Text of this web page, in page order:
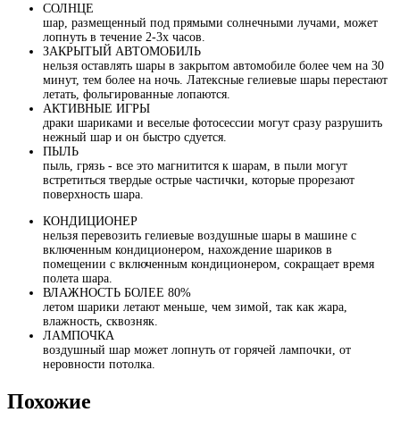
СОЛНЦЕ
шар, размещенный под прямыми солнечными лучами, может
лопнуть в течение 2-3х часов.
ЗАКРЫТЫЙ АВТОМОБИЛЬ
нельзя оставлять шары в закрытом автомобиле более чем на 30
минут, тем более на ночь. Латексные гелиевые шары перестают
летать, фольгированные лопаются.
АКТИВНЫЕ ИГРЫ
драки шариками и веселые фотосессии могут сразу разрушить
нежный шар и он быстро сдуется.
ПЫЛЬ
пыль, грязь - все это магнитится к шарам, в пыли могут
встретиться твердые острые частички, которые прорезают
поверхность шара.
КОНДИЦИОНЕР
нельзя перевозить гелиевые воздушные шары в машине с
включенным кондиционером, нахождение шариков в
помещении с включенным кондиционером, сокращает время
полета шара.
ВЛАЖНОСТЬ БОЛЕЕ 80%
летом шарики летают меньше, чем зимой, так как жара,
влажность, сквозняк.
ЛАМПОЧКА
воздушный шар может лопнуть от горячей лампочки, от
неровности потолка.
Похожие